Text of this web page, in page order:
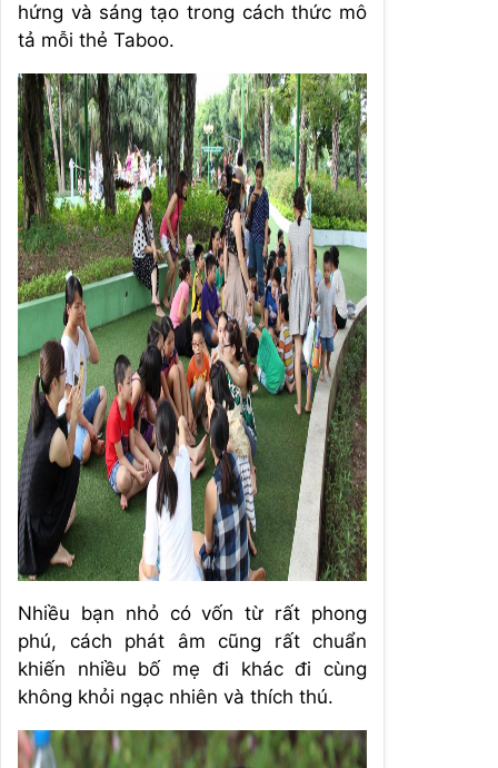
hứng và sáng tạo trong cách thức mô
tả mỗi thẻ Taboo.
Nhiều bạn nhỏ có vốn từ rất phong
phú, cách phát âm cũng rất chuẩn
khiến nhiều bố mẹ đi khác đi cùng
không khỏi ngạc nhiên và thích thú.